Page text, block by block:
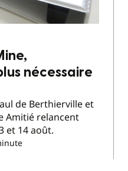
nécessaire
de Berthierville et
Amitié relancent
et 14 août.